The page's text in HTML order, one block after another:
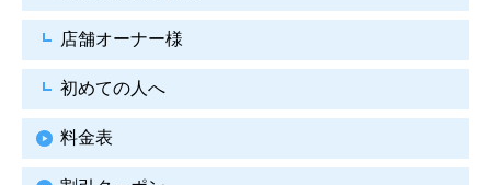
店舗オーナー様
初めての人へ
料金表